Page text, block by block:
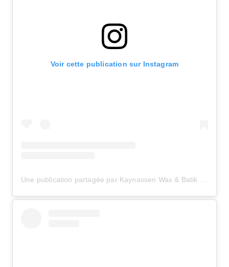
Voir cette publication sur Instagram
Une publication partagée par Kaynassen Wax & Batik (@kaynassen)